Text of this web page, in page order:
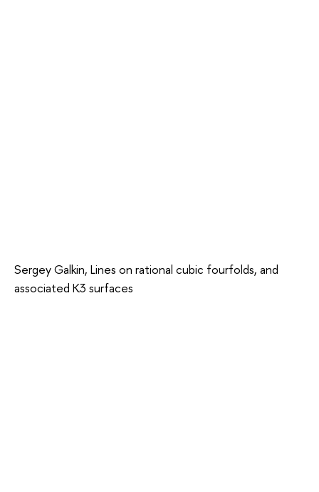
Sergey Galkin, Lines on rational cubic fourfolds, and
associated K3 surfaces